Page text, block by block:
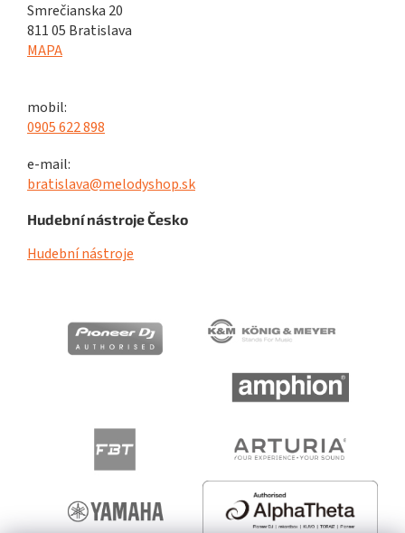
Smrečianska 20
811 05 Bratislava
MAPA
mobil:
0905 622 898
e-mail:
bratislava@melodyshop.sk
Hudební nástroje Česko
Hudební nástroje